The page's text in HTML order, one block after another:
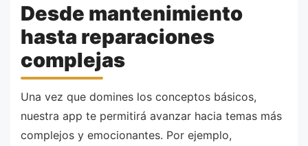
Desde mantenimiento
hasta reparaciones
complejas
Una vez que domines los conceptos básicos,
nuestra app te permitirá avanzar hacia temas más
complejos y emocionantes. Por ejemplo,